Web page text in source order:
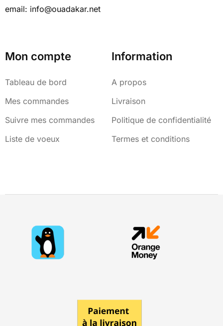
email: info@ouadakar.net
Mon compte
Tableau de bord
Mes commandes
Suivre mes commandes
Liste de voeux
Information
A propos
Livraison
Politique de confidentialité
Termes et conditions